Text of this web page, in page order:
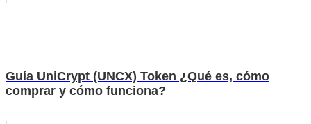
Guía UniCrypt (UNCX) Token ¿Qué es, cómo
comprar y cómo funciona?